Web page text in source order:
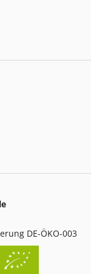
DE-ÖKO-003